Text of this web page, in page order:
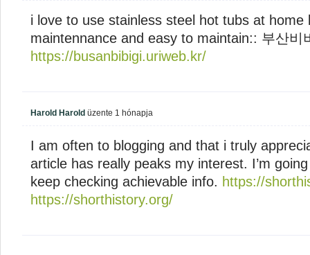
i love to use stainless steel hot tubs at
maintennance and easy to maintain:: 부산비
https://busanbibigi.uriweb.kr/
Harold Harold üzente 1 hónapja
I am often to blogging and that i truly
article has really peaks my interest. I’m
keep checking achievable info. https://
https://shorthistory.org/